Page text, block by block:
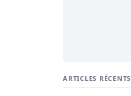
ARTICLES RÉCENTS